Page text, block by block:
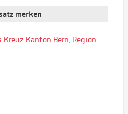
merken
Kanton Bern, Region